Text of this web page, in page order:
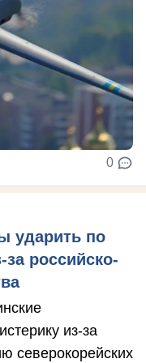
0
ударить по
за российско-
из-за
северокорейских